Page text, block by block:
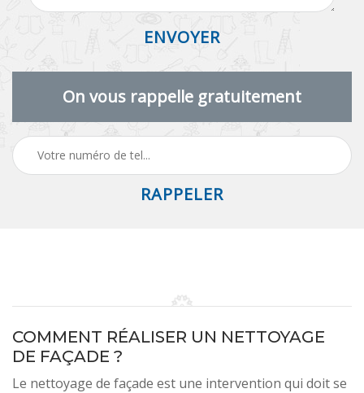
On vous rappelle gratuitement
COMMENT RÉALISER UN NETTOYAGE
DE FAÇADE ?
Le nettoyage de façade est une intervention qui doit se